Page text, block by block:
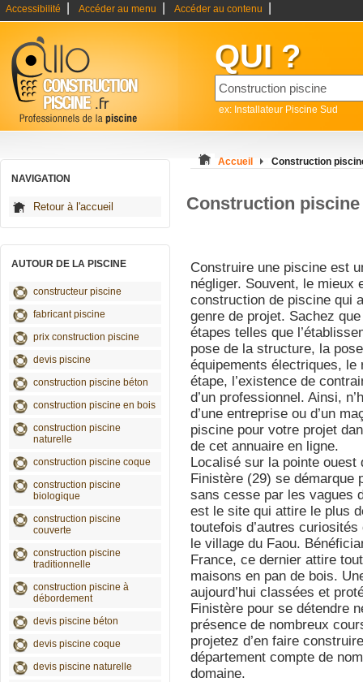
Accessibilité Accéder au menu Accéder au contenu
QUI ?
ex: Installateur Piscine Sud
NAVIGATION
Retour à l'accueil
AUTOUR DE LA PISCINE
constructeur piscine
fabricant piscine
prix construction piscine
devis piscine
construction piscine béton
construction piscine en bois
construction piscine
naturelle
construction piscine coque
construction piscine
biologique
construction piscine
couverte
construction piscine
traditionnelle
construction piscine à
débordement
devis piscine béton
devis piscine coque
devis piscine naturelle
Accueil Construction
Construction
Construire une piscine est
négliger. Souvent, le mieux
construction de piscine qui
genre de projet. Sachez
étapes telles que
pose de la structure, la
équipements électriques, le
étape, l’existence de
d’un professionnel. Ainsi,
d’une entreprise ou d’un
piscine pour votre projet
de cet annuaire en ligne.
Localisé sur la pointe ouest
Finistère (29) se démarque
sans cesse par les vagues
est le site qui attire le plus
toutefois d’autres
le village du Faou.
France, ce dernier attire
maisons en pan de bois.
aujourd’hui classées et
Finistère pour se détendre
présence de nombreux
projetez d’en faire
département compte de
domaine.